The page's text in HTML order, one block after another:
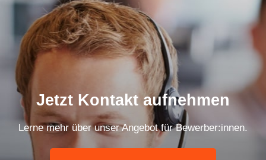
Jetzt Kontakt aufnehmen
Lerne mehr über unser Angebot für Bewerber:innen.